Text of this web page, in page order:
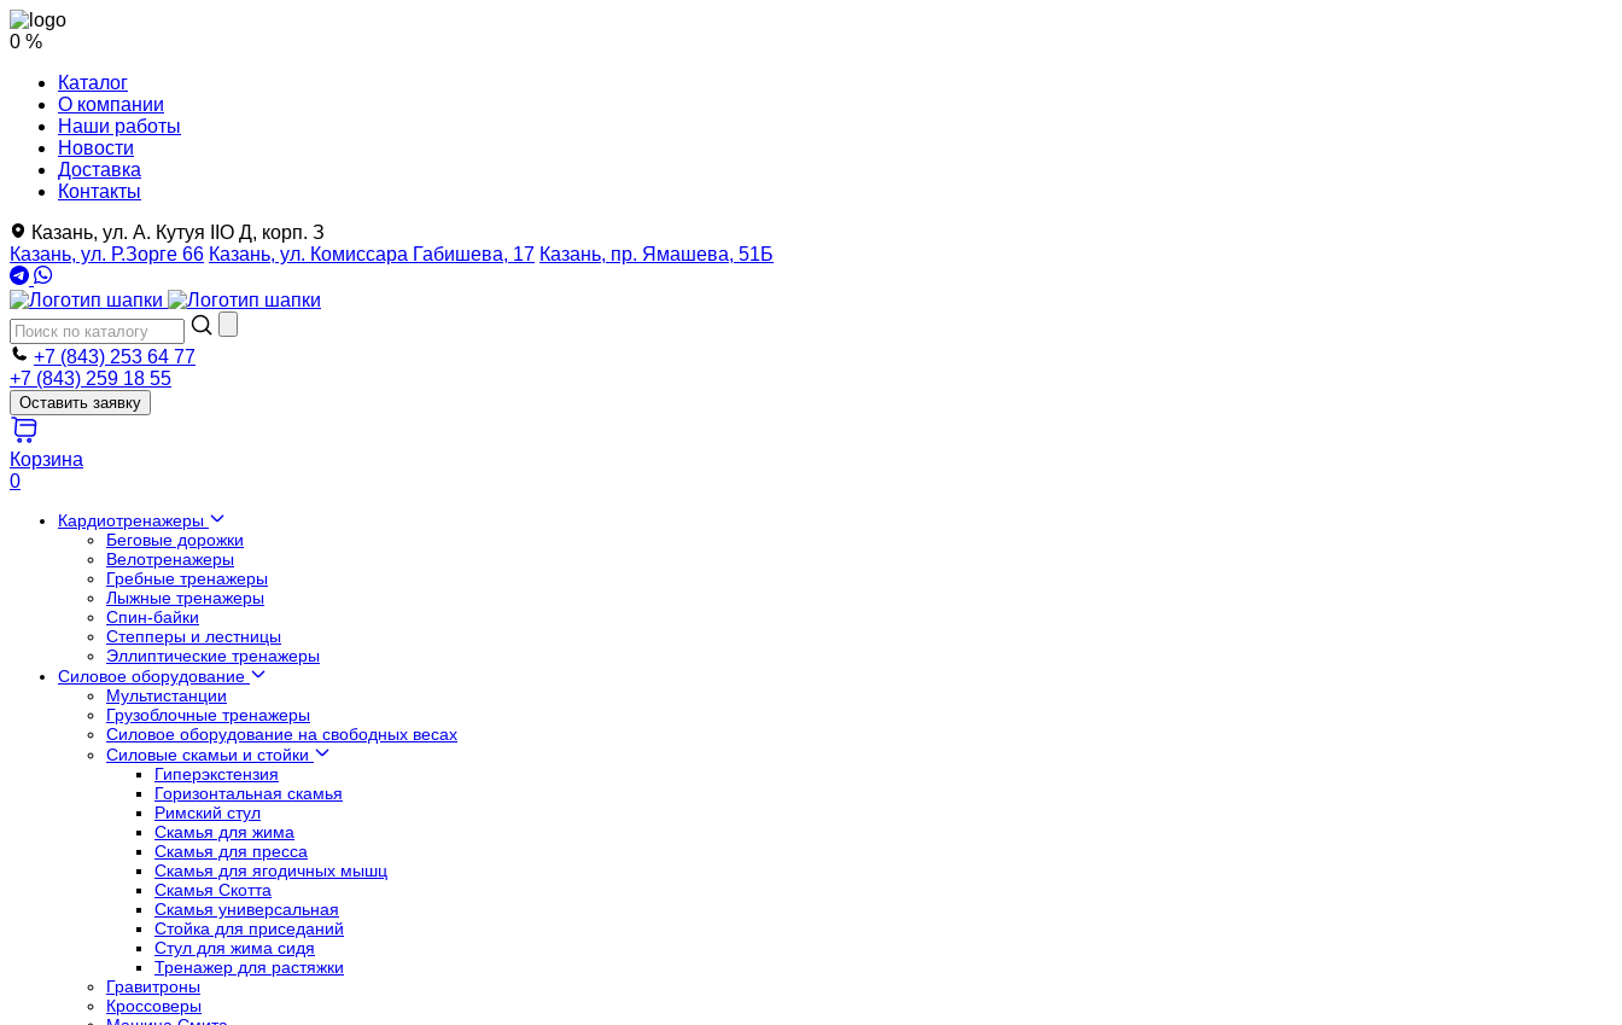
0 %
Каталог
О компании
Наши работы
Новости
Доставка
Контакты
Казань, ул. А. Кутуя IIO Д, корп. З
Казань, ул. Р.Зорге 66 Казань, ул. Комиссара Габишева, 17 Казань, пр. Ямашева, 51Б
+7 (843) 253 64 77
+7 (843) 259 18 55
Оставить заявку
Корзина
0
Кардиотренажеры
Беговые дорожки
Велотренажеры
Гребные тренажеры
Лыжные тренажеры
Спин-байки
Степперы и лестницы
Эллиптические тренажеры
Силовое оборудование
Мультистанции
Грузоблочные тренажеры
Силовое оборудование на свободных весах
Силовые скамьи и стойки
Гиперэкстензия
Горизонтальная скамья
Римский стул
Скамья для жима
Скамья для пресса
Скамья для ягодичных мышц
Скамья Скотта
Скамья универсальная
Стойка для приседаний
Стул для жима сидя
Тренажер для растяжки
Гравитроны
Кроссоверы